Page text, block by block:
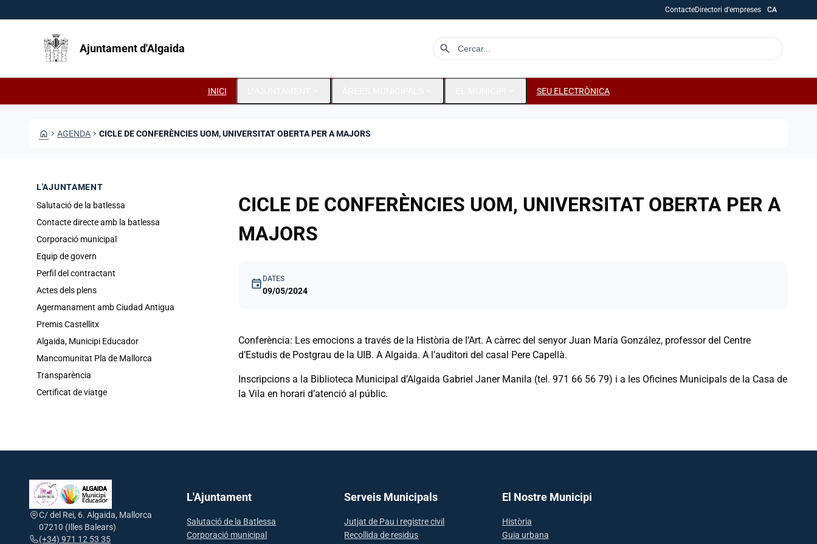
ContacteDirectori d'empreses CA
Ajuntament d'Algaida search
INICI SEU ELECTRÒNICA
HOME CHEVRON_RIGHT AGENDA CHEVRON_RIGHT CICLE DE CONFERÈNCIES UOM, UNIVERSITAT OBERTA PER A MAJORS
L'AJUNTAMENT
Salutació de la batlessa
Contacte directe amb la batlessa
Corporació municipal
Equip de govern
Perfil del contractant
Actes dels plens
Agermanament amb Ciudad Antigua
Premis Castellitx
Algaida, Municipi Educador
Mancomunitat Pla de Mallorca
Transparència
Certificat de viatge
CICLE DE CONFERÈNCIES UOM, UNIVERSITAT OBERTA PER A
MAJORS
event DATES
09/05/2024
Conferència: Les emocions a través de la Història de l’Art. A càrrec del senyor Juan María González, professor del Centre
d’Estudis de Postgrau de la UIB. A Algaida. A l’auditori del casal Pere Capellà.
Inscripcions a la Biblioteca Municipal d’Algaida Gabriel Janer Manila (tel. 971 66 56 79) i a les Oficines Municipals de la Casa de
la Vila en horari d’atenció al públic.
C/ del Rei, 6. Algaida, Mallorca
07210 (Illes Balears)
(+34) 971 12 53 35
L'Ajuntament
Salutació de la Batlessa
Corporació municipal
Serveis Municipals
Jutjat de Pau i registre civil
Recollida de residus
El Nostre Municipi
Història
Guia urbana